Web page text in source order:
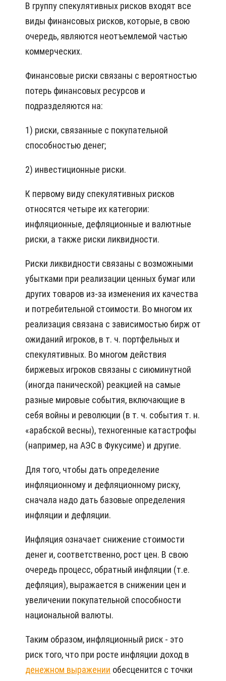
В группу спекулятивных рисков входят все
виды финансовых рисков, которые, в свою
очередь, являются неотъемлемой частью
коммерческих.
Финансовые риски связаны с вероятностью
потерь финансовых ресурсов и
подразделяются на:
1) риски, связанные с покупательной
способностью денег;
2) инвестиционные риски.
К первому виду спекулятивных рисков
относятся четыре их категории:
инфляционные, дефляционные и валютные
риски, а также риски ликвидности.
Риски ликвидности связаны с возможными
убытками при реализации ценных бумаг или
других товаров из-за изменения их качества
и потребительной стоимости. Во многом их
реализация связана с зависимостью бирж от
ожиданий игроков, в т. ч. портфельных и
спекулятивных. Во многом действия
биржевых игроков связаны с сиюминутной
(иногда панической) реакцией на самые
разные мировые события, включающие в
себя войны и революции (в т. ч. события т. н.
«арабской весны), техногенные катастрофы
(например, на АЭС в Фукусиме) и другие.
Для того, чтобы дать определение
инфляционному и дефляционному риску,
сначала надо дать базовые определения
инфляции и дефляции.
Инфляция означает снижение стоимости
денег и, соответственно, рост цен. В свою
очередь процесс, обратный инфляции (т.е.
дефляция), выражается в снижении цен и
увеличении покупательной способности
национальной валюты.
Таким образом, инфляционный риск - это
риск того, что при росте инфляции доход в
денежном выражении обесценится с точки